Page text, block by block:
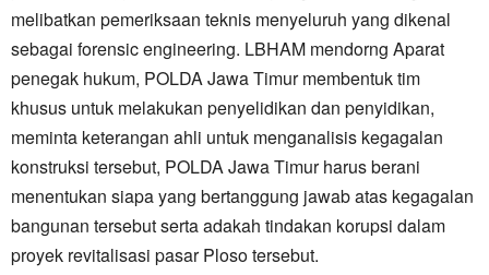
melibatkan pemeriksaan teknis menyeluruh yang dikenal
sebagai forensic engineering. LBHAM mendorng Aparat
penegak hukum, POLDA Jawa Timur membentuk tim
khusus untuk melakukan penyelidikan dan penyidikan,
meminta keterangan ahli untuk menganalisis kegagalan
konstruksi tersebut, POLDA Jawa Timur harus berani
menentukan siapa yang bertanggung jawab atas kegagalan
bangunan tersebut serta adakah tindakan korupsi dalam
proyek revitalisasi pasar Ploso tersebut.